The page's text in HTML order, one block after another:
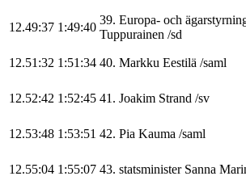
12.49:37 1:49:40
39. Europa- och
Tuppurainen /sd
12.51:32 1:51:34 40. Markku Eestilä /saml
12.52:42 1:52:45 41. Joakim Strand /sv
12.53:48 1:53:51 42. Pia Kauma /saml
12.55:04 1:55:07 43. statsminister Sanna